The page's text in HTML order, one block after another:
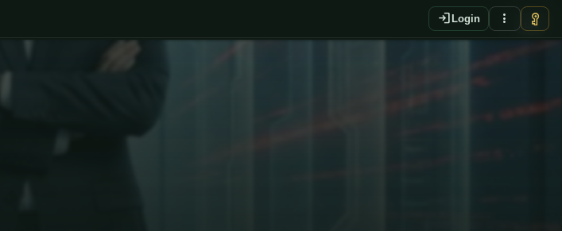
login Login more_vert vpn_key
EN